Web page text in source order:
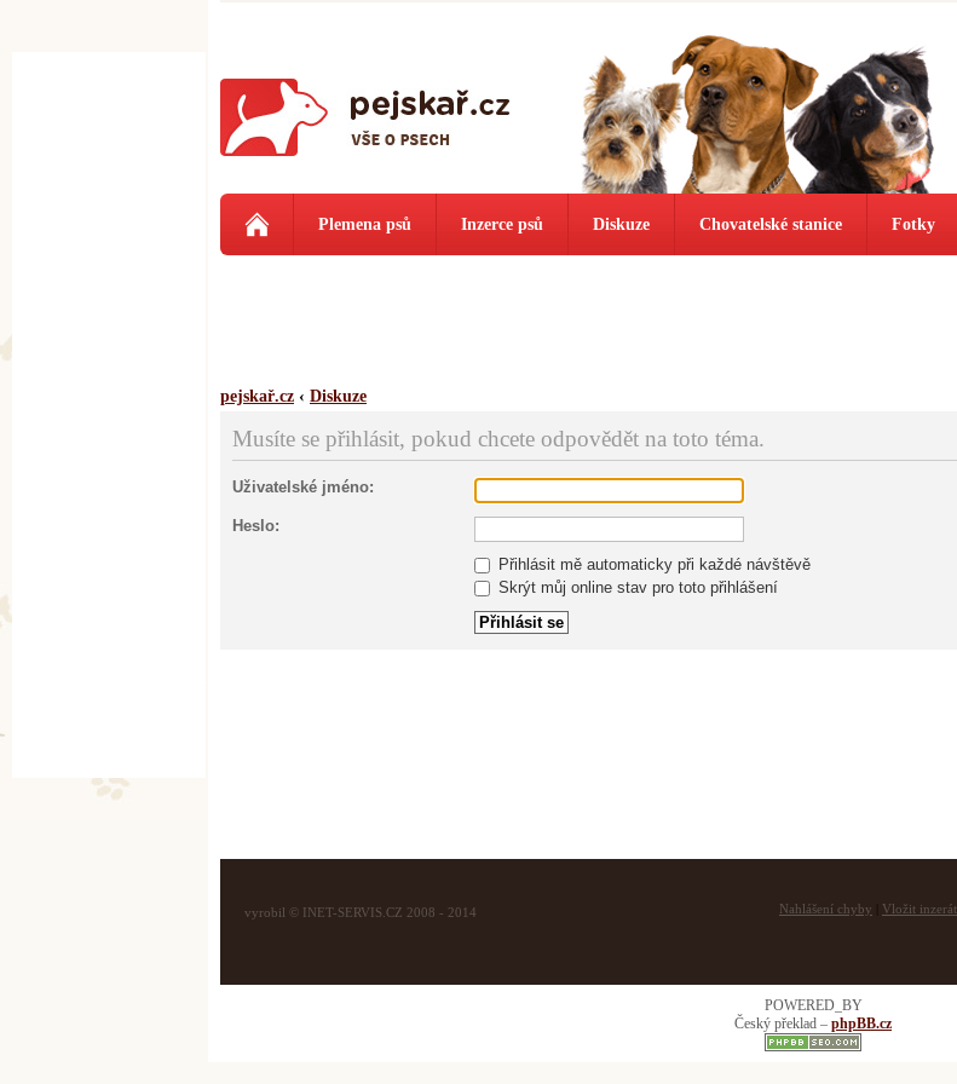
Plemena psů Inzerce psů Diskuze Chovatelské stanice Fotky
pejskař.cz ‹ Diskuze
Musíte se přihlásit, pokud chcete odpovědět na toto téma.
Uživatelské jméno:
Heslo:
Přihlásit mě automaticky při každé návštěvě
Skrýt můj online stav pro toto přihlášení
vyrobil © INET-SERVIS.CZ 2008 - 2014 Nahlášení chyby Vložit inzerát
POWERED_BY
Český překlad – phpBB.cz